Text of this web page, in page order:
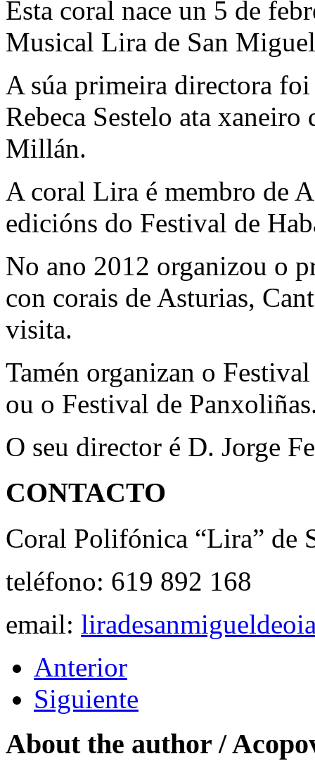
Esta coral nace un 5 de
Musical Lira de San
A súa primeira directora
Rebeca Sestelo ata
Millán.
A coral Lira é membro de
edicións do Festival de
No ano 2012 organizou o
con corais de Asturias,
visita.
Tamén organizan o
ou o Festival de
O seu director é D. Jorge
CONTACTO
Coral Polifónica “Lira” de
teléfono: 619 892 168
email:
Anterior
Siguiente
About the author /